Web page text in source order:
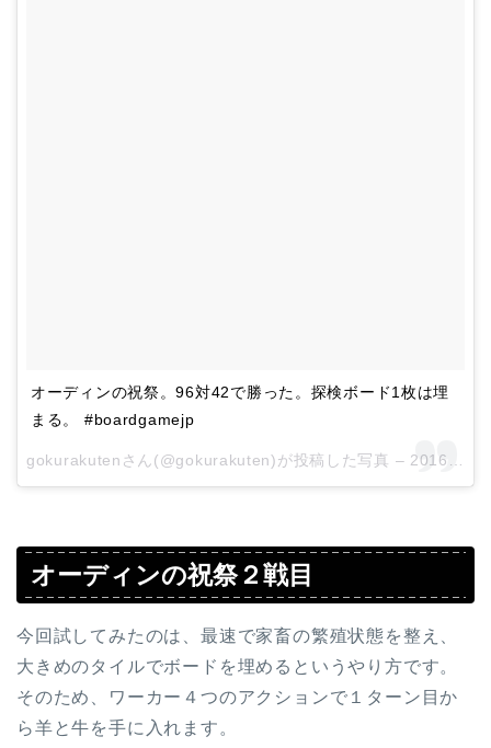
オーディンの祝祭。96対42で勝った。探検ボード1枚は埋
まる。 #boardgamejp
gokurakutenさん(@gokurakuten)が投稿した写真 – 2016 11月 2 11:07午後 PDT
オーディンの祝祭２戦目
今回試してみたのは、最速で家畜の繁殖状態を整え、
大きめのタイルでボードを埋めるというやり方です。
そのため、ワーカー４つのアクションで１ターン目か
ら羊と牛を手に入れます。